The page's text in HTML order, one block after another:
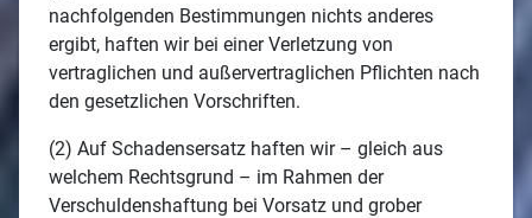
nachfolgenden Bestimmungen nichts anderes
ergibt, haften wir bei einer Verletzung von
vertraglichen und außervertraglichen Pflichten nach
den gesetzlichen Vorschriften.
(2) Auf Schadensersatz haften wir – gleich aus
welchem Rechtsgrund – im Rahmen der
Verschuldenshaftung bei Vorsatz und grober